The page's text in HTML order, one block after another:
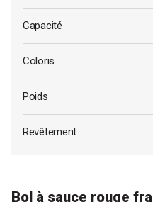
Capacité
Coloris
Poids
Revêtement
Bol à sauce rouge